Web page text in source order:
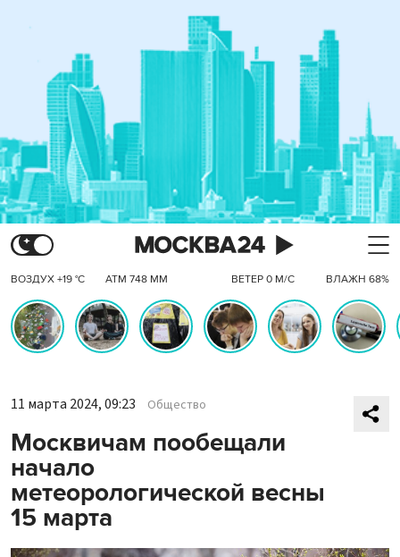
ВОЗДУХ +19 °C АТМ 748 ММ ВЕТЕР 0 М/С ВЛАЖН 68%
11 марта 2024, 09:23 Общество
Москвичам пообещали
начало
метеорологической весны
15 марта